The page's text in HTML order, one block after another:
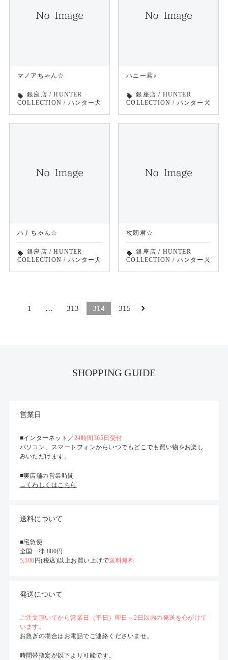
マノアちゃん☆
local_offer 銀座店 /HUNTER
COLLECTION / ハンター犬
ハニー君♪
local_offer 銀座店 / HUNTER
COLLECTION / ハンター犬
ハナちゃん☆
local_offer 銀座店 /HUNTER
COLLECTION / ハンター犬
次朗君☆
local_offer 銀座店 / HUNTER
COLLECTION / ハンター犬
1 … 313 314 315
SHOPPING GUIDE
営業日
■インターネット／ 24時間365日受付
パソコン、スマートフォンからいつでもどこでも買い物をお楽し
みいただけます。
■実店舗の営業時間
→くわしくはこちら
送料について
■宅急便
全国一律 880円
5,500 円(税込)以上お買い上げで送料無料
発送について
ご注文頂いてから営業日（平日）即日～2日以内の発送を心がけて
います。
お急ぎの場合はお電話でご連絡くださいませ。
時間帯指定が以下より可能です。